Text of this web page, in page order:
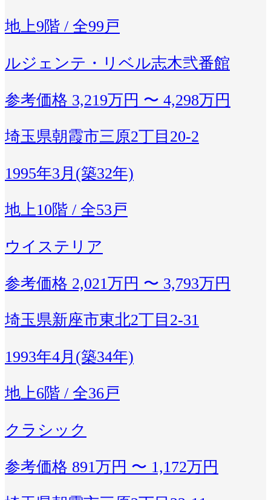
地上9階 / 全99戸
ルジェンテ・リベル志木弐番館
参考価格 3,219万円 〜 4,298万円
埼玉県朝霞市三原2丁目20-2
1995年3月(築32年)
地上10階 / 全53戸
ウイステリア
参考価格 2,021万円 〜 3,793万円
埼玉県新座市東北2丁目2-31
1993年4月(築34年)
地上6階 / 全36戸
クラシック
参考価格 891万円 〜 1,172万円